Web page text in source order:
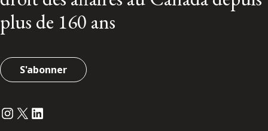
plus de 160 ans
S'abonner
Instagram
Twitter
LinkedIn